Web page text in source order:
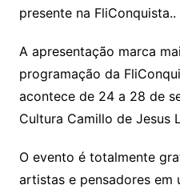
presente na FliConquista..
A apresentação marca
programação da
acontece de 24 a 28 de
Cultura Camillo de Jesus
O evento é totalmente
artistas e pensadores em